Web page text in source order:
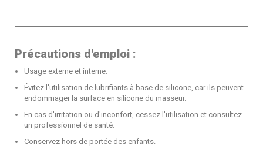
Précautions d'emploi :
Usage externe et interne.
Évitez l'utilisation de lubrifiants à base de silicone, car ils peuvent
endommager la surface en silicone du masseur.
En cas d'irritation ou d'inconfort, cessez l'utilisation et consultez
un professionnel de santé.
Conservez hors de portée des enfants.